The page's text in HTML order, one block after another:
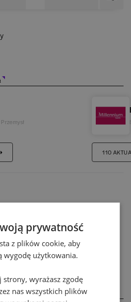
Przemysł
110
prywatność
z plików cookie, aby
wygodę użytkowania.
strony, wyrażasz zgodę
nas wszystkich plików